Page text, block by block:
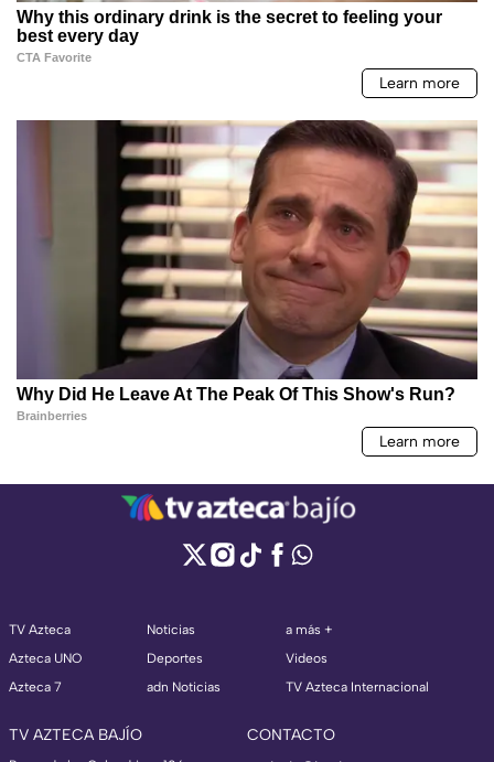
TV Azteca
Azteca UNO
Azteca 7
Noticias
Deportes
adn Noticias
a más +
Videos
TV Azteca Internacional
TV AZTECA BAJÍO CONTACTO